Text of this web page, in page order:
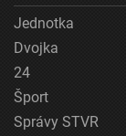
Jednotka
Dvojka
24
Šport
Správy STVR